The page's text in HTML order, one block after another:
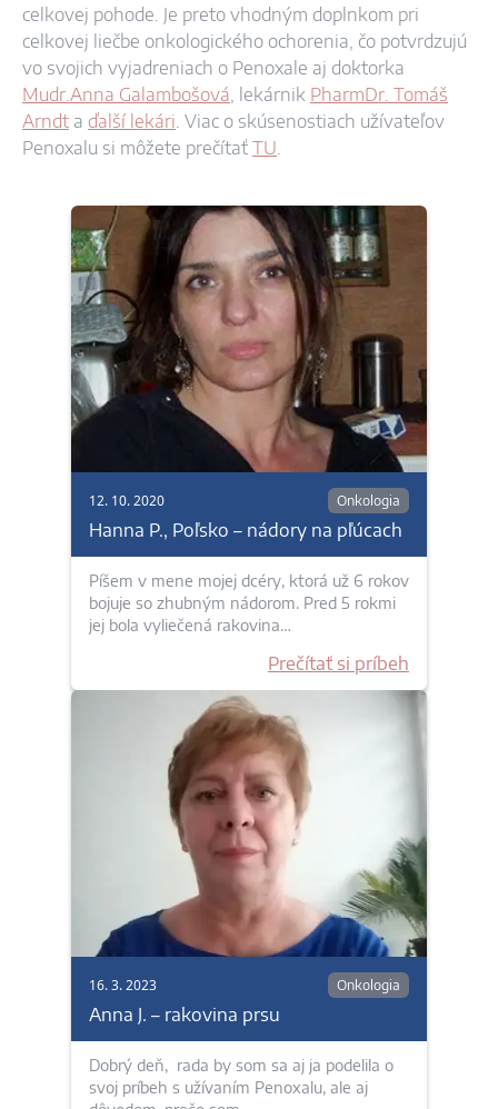
celkovej pohode. Je preto vhodným doplnkom pri
celkovej liečbe onkologického ochorenia, čo potvrdzujú
vo svojich vyjadreniach o Penoxale aj doktorka
Mudr.Anna Galambošová, lekárnik PharmDr. Tomáš
Arndt a ďalší lekári. Viac o skúsenostiach užívateľov
Penoxalu si môžete prečítať TU.
12. 10. 2020 Onkologia
Hanna P., Poľsko – nádory na pľúcach
Píšem v mene mojej dcéry, ktorá už 6 rokov
bojuje so zhubným nádorom. Pred 5 rokmi
jej bola vyliečená rakovina…
Prečítať si príbeh
16. 3. 2023 Onkologia
Anna J. – rakovina prsu
Dobrý deň, rada by som sa aj ja podelila o
svoj príbeh s užívaním Penoxalu, ale aj